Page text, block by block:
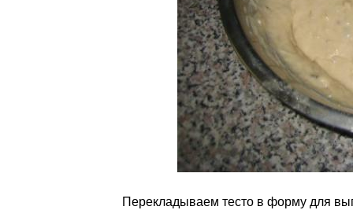
Перекладываем тесто в форму для